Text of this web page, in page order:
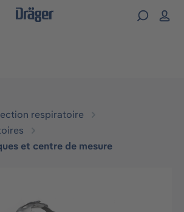
navigation
respiratoire
et centre de mesure
d'images